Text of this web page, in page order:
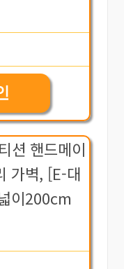
션 핸드메이
가벽, [E-대
이200cm